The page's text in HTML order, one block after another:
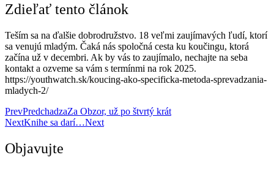
Zdieľať tento článok
Teším sa na ďalšie dobrodružstvo. 18 veľmi zaujímavých ľudí, ktorí
sa venujú mladým. Čaká nás spoločná cesta ku koučingu, ktorá
začína už v decembri. Ak by vás to zaujímalo, nechajte na seba
kontakt a ozveme sa vám s termínmi na rok 2025.
https://youthwatch.sk/koucing-ako-specificka-metoda-sprevadzania-
mladych-2/
PrevPredchadzaZa Obzor, už po štvrtý krát
NextKnihe sa darí…Next
Objavujte